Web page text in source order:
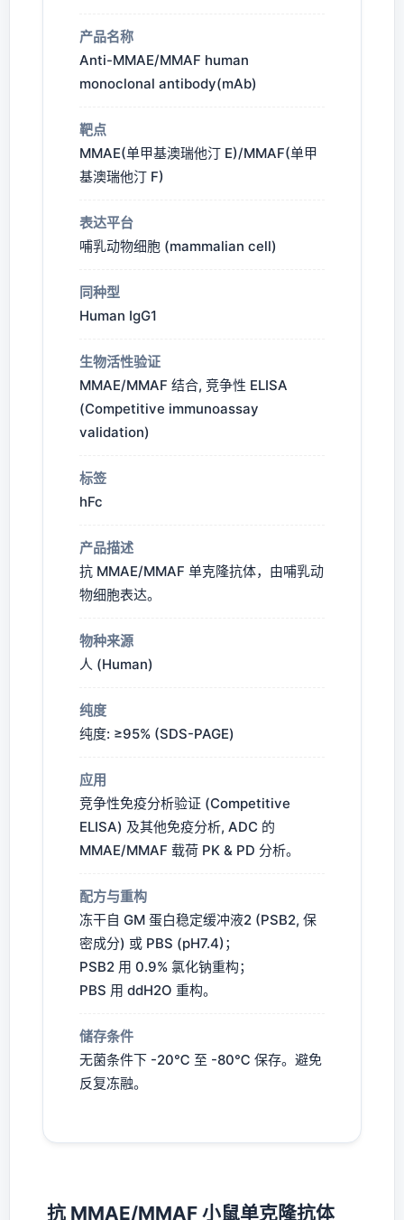
产品名称
Anti-MMAE/MMAF human
monoclonal antibody(mAb)
靶点
MMAE(单甲基澳瑞他汀 E)/MMAF(单甲
基澳瑞他汀 F)
表达平台
哺乳动物细胞 (mammalian cell)
同种型
Human IgG1
生物活性验证
MMAE/MMAF 结合, 竞争性 ELISA
(Competitive immunoassay
validation)
标签
hFc
产品描述
抗 MMAE/MMAF 单克隆抗体，由哺乳动
物细胞表达。
物种来源
人 (Human)
纯度
纯度: ≥95% (SDS-PAGE)
应用
竞争性免疫分析验证 (Competitive
ELISA) 及其他免疫分析, ADC 的
MMAE/MMAF 载荷 PK & PD 分析。
配方与重构
冻干自 GM 蛋白稳定缓冲液2 (PSB2, 保
密成分) 或 PBS (pH7.4)；
PSB2 用 0.9% 氯化钠重构；
PBS 用 ddH2O 重构。
储存条件
无菌条件下 -20℃ 至 -80℃ 保存。避免
反复冻融。
抗 MMAE/MMAF 小鼠单克隆抗体